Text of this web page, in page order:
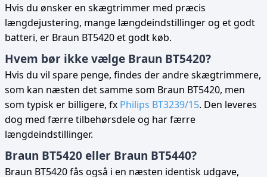
Hvis du ønsker en skægtrimmer med præcis
længdejustering, mange længdeindstillinger og et godt
batteri, er Braun BT5420 et godt køb.
Hvem bør ikke vælge Braun BT5420?
Hvis du vil spare penge, findes der andre skægtrimmere,
som kan næsten det samme som Braun BT5420, men
som typisk er billigere, fx Philips BT3239/15. Den leveres
dog med færre tilbehørsdele og har færre
længdeindstillinger.
Braun BT5420 eller Braun BT5440?
Braun BT5420 fås også i en næsten identisk udgave,